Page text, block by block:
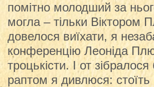
помітно молодший за
могла – тільки Віктором
довелося виїхати, я
конференцію Леоніда
троцькісти. І от
раптом я дивлюся: стоїть